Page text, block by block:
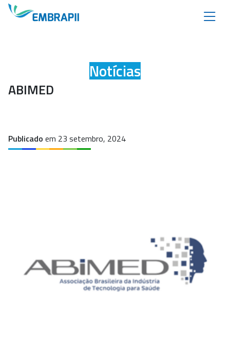
Notícias
ABIMED
Publicado em 23 setembro, 2024